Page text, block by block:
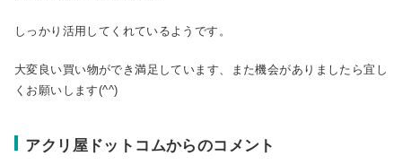
しっかり活用してくれているようです。
大変良い買い物ができ満足しています、また機会がありましたら宜し
くお願いします(^^)
アクリ屋ドットコムからのコメント